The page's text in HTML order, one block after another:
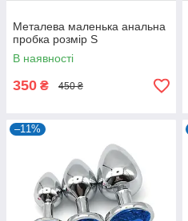
Металева маленька анальна
пробка розмір S
В наявності
350 ₴ 450 ₴
–11%